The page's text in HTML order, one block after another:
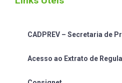
CADPREV – Secretaria de
Acesso ao Extrato de